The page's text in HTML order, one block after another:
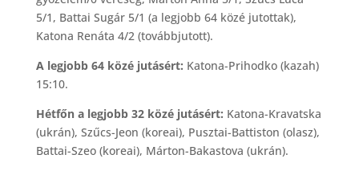
5/1, Battai Sugár 5/1 (a legjobb 64 közé jutottak),
Katona Renáta 4/2 (továbbjutott).
A legjobb 64 közé jutásért: Katona-Prihodko (kazah)
15:10.
Hétfőn a legjobb 32 közé jutásért: Katona-Kravatska
(ukrán), Szűcs-Jeon (koreai), Pusztai-Battiston (olasz),
Battai-Szeo (koreai), Márton-Bakastova (ukrán).